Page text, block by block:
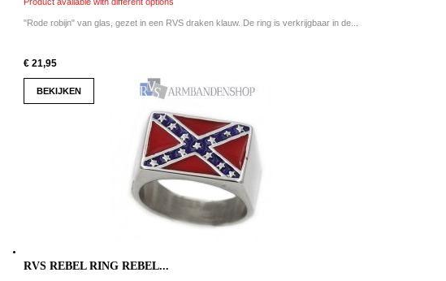
"Rode robijn" van glas, gezet in een RVS draken klauw. De ring is verkrijgbaar in de...
€ 21,95
BEKIJKEN
RVS REBEL RING REBEL...